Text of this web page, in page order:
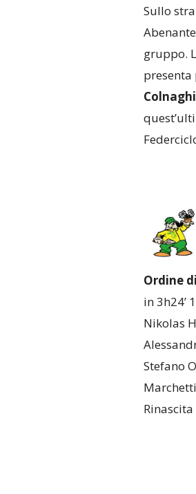
Sullo
gruppo.
presenta
Ordine
in 3h24’
Nikolas
Stefano